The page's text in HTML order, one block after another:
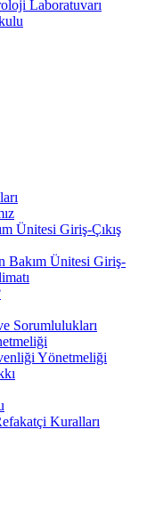
Laboratuvarı
Ünitesi Giriş-Çıkış
Bakım Ünitesi Giriş-
Sorumlulukları
Yönetmeliği
Kuralları